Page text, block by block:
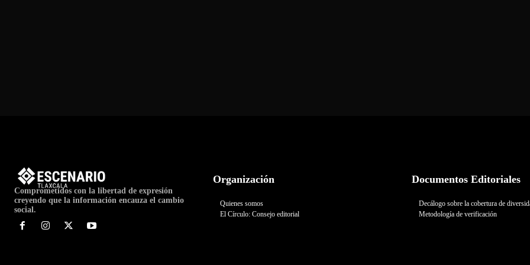
Comprometidos con la libertad de expresión
creyendo que la información encauza el cambio
social.
Organización
Quienes somos
El Círculo: Consejo editorial
Documentos Editoriales
Decálogo sobre la cobertura de
Metodología de verificación